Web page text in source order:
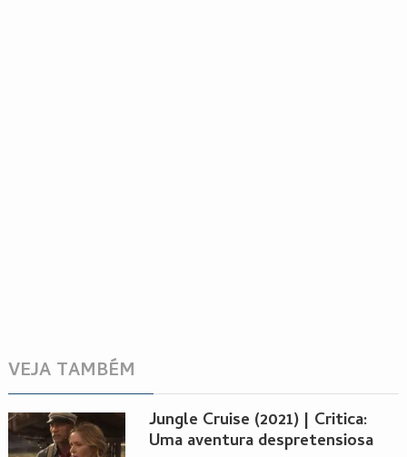
VEJA TAMBÉM
Jungle Cruise (2021) | Critica:
Uma aventura despretensiosa